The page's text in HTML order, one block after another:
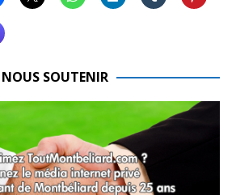
NOUS SOUTENIR